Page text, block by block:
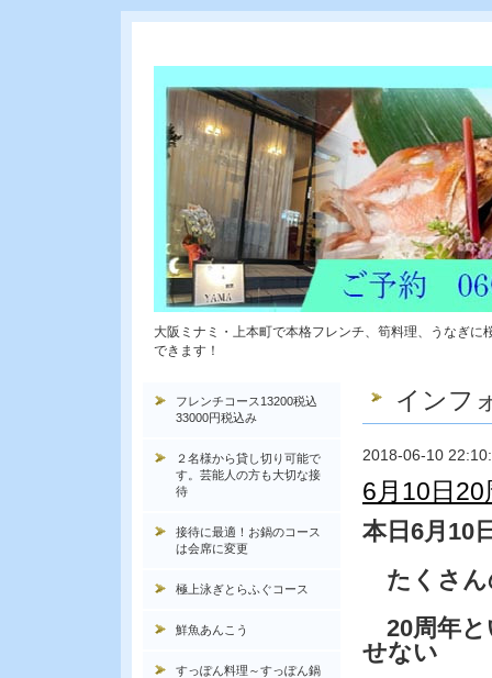
大阪ミナミ・上本町で本格フレンチ、筍料理、うなぎ
できます！
インフ
2018-06-10
6月10日
本日6月10
たくさん
20周年と
せない
フレンチコース13200税込
33000円税込み
２名様から貸し切り可能で
す。芸能人の方も大切な接
待
接待に最適！お鍋のコース
は会席に変更
極上泳ぎとらふぐコース
鮮魚あんこう
すっぽん料理～すっぽん鍋